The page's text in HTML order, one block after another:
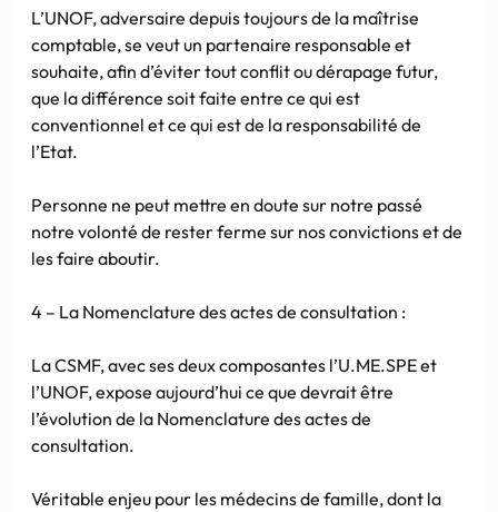
L’UNOF, adversaire depuis toujours de la maîtrise
comptable, se veut un partenaire responsable et
souhaite, afin d’éviter tout conflit ou dérapage futur,
que la différence soit faite entre ce qui est
conventionnel et ce qui est de la responsabilité de
l’Etat.
Personne ne peut mettre en doute sur notre passé
notre volonté de rester ferme sur nos convictions et de
les faire aboutir.
4 – La Nomenclature des actes de consultation :
La CSMF, avec ses deux composantes l’U.ME.SPE et
l’UNOF, expose aujourd’hui ce que devrait être
l’évolution de la Nomenclature des actes de
consultation.
Véritable enjeu pour les médecins de famille, dont la